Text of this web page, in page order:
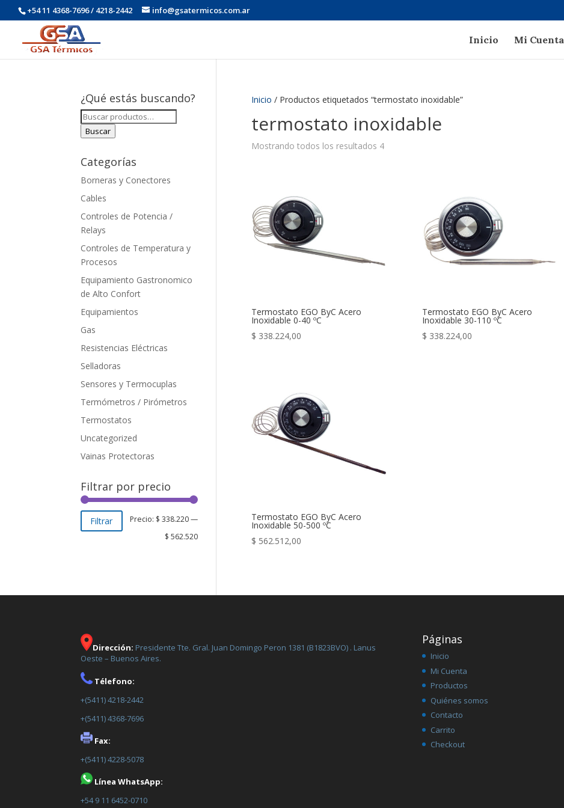
+54 11 4368-7696 / 4218-2442 info@gsatermicos.com.ar
Inicio Mi Cuenta
Inicio / Productos etiquetados “termostato inoxidable”
termostato inoxidable
Mostrando todos los resultados 4
Termostato EGO ByC Acero
Inoxidable 0-40 ºC
$ 338.224,00
Termostato EGO ByC Acero
Inoxidable 30-110 ºC
$ 338.224,00
Termostato EGO ByC Acero
Inoxidable 50-500 ºC
$ 562.512,00
¿Qué estás buscando?
Buscar
por:
Buscar
Categorías
Borneras y Conectores
Cables
Controles de Potencia /
Relays
Controles de Temperatura y
Procesos
Equipamiento Gastronomico
de Alto Confort
Equipamientos
Gas
Resistencias Eléctricas
Selladoras
Sensores y Termocuplas
Termómetros / Pirómetros
Termostatos
Uncategorized
Vainas Protectoras
Filtrar por precio
Precio
mínimo
Precio
máximo
Filtrar Precio: $ 338.220—
$ 562.520
Dirección: Presidente Tte. Gral. Juan Domingo Peron 1381 (B1823BVO) . Lanus
Oeste – Buenos Aires.
Télefono:
+(5411) 4218-2442
+(5411) 4368-7696
Fax:
+(5411) 4228-5078
Línea WhatsApp:
+54 9 11 6452-0710
Páginas
Inicio
Mi Cuenta
Productos
Quiénes somos
Contacto
Carrito
Checkout